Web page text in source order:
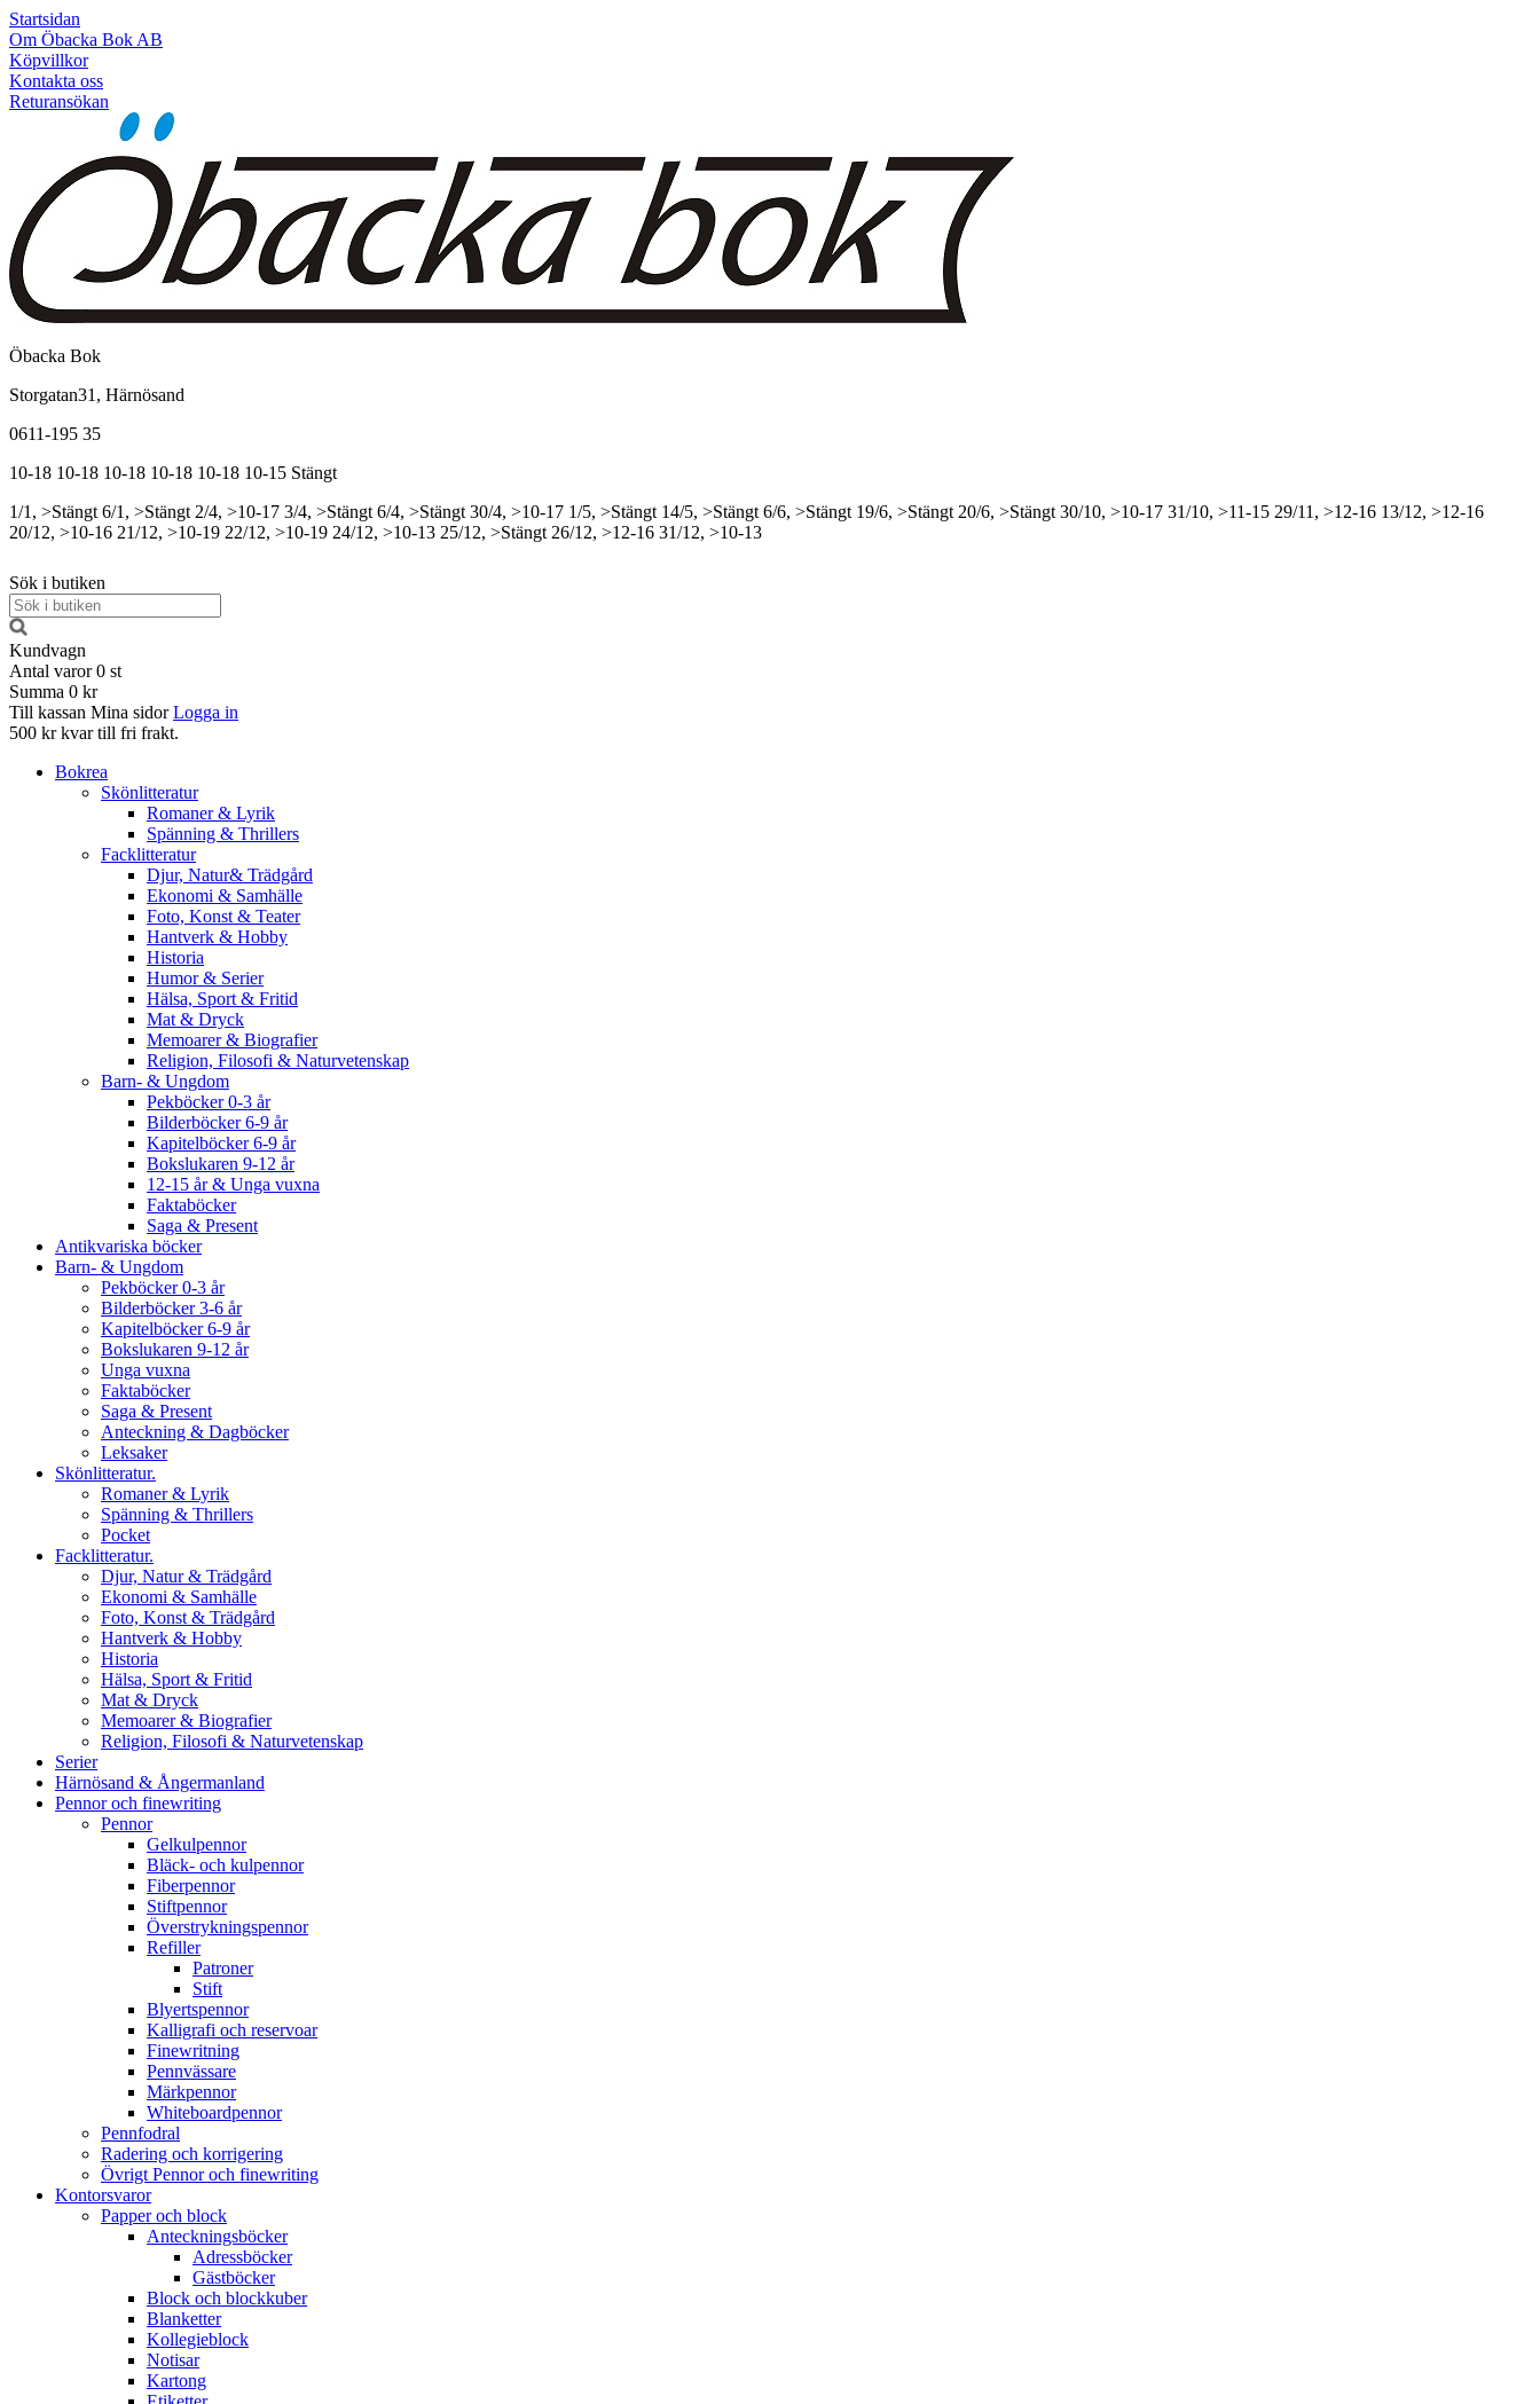
Startsidan
Om Öbacka Bok AB
Köpvillkor
Kontakta oss
Returansökan
Öbacka Bok
Storgatan31, Härnösand
0611-195 35
10-18 10-18 10-18 10-18 10-18 10-15 Stängt
1/1, >Stängt 6/1, >Stängt 2/4, >10-17 3/4, >Stängt 6/4, >Stängt 30/4, >10-17 1/5, >Stängt 14/5, >Stängt 6/6, >Stängt 19/6, >Stängt 20/6, >Stängt 30/10, >10-17 31/10, >11-15 29/11, >12-16 13/12, >12-16
20/12, >10-16 21/12, >10-19 22/12, >10-19 24/12, >10-13 25/12, >Stängt 26/12, >12-16 31/12, >10-13
Sök i butiken
Kundvagn
Antal varor 0 st
Summa 0 kr
Till kassan Mina sidor Logga in
500 kr kvar till fri frakt.
Bokrea
Skönlitteratur
Romaner & Lyrik
Spänning & Thrillers
Facklitteratur
Djur, Natur& Trädgård
Ekonomi & Samhälle
Foto, Konst & Teater
Hantverk & Hobby
Historia
Humor & Serier
Hälsa, Sport & Fritid
Mat & Dryck
Memoarer & Biografier
Religion, Filosofi & Naturvetenskap
Barn- & Ungdom
Pekböcker 0-3 år
Bilderböcker 6-9 år
Kapitelböcker 6-9 år
Bokslukaren 9-12 år
12-15 år & Unga vuxna
Faktaböcker
Saga & Present
Antikvariska böcker
Barn- & Ungdom
Pekböcker 0-3 år
Bilderböcker 3-6 år
Kapitelböcker 6-9 år
Bokslukaren 9-12 år
Unga vuxna
Faktaböcker
Saga & Present
Anteckning & Dagböcker
Leksaker
Skönlitteratur.
Romaner & Lyrik
Spänning & Thrillers
Pocket
Facklitteratur.
Djur, Natur & Trädgård
Ekonomi & Samhälle
Foto, Konst & Trädgård
Hantverk & Hobby
Historia
Hälsa, Sport & Fritid
Mat & Dryck
Memoarer & Biografier
Religion, Filosofi & Naturvetenskap
Serier
Härnösand & Ångermanland
Pennor och finewriting
Pennor
Gelkulpennor
Bläck- och kulpennor
Fiberpennor
Stiftpennor
Överstrykningspennor
Refiller
Patroner
Stift
Blyertspennor
Kalligrafi och reservoar
Finewritning
Pennvässare
Märkpennor
Whiteboardpennor
Pennfodral
Radering och korrigering
Övrigt Pennor och finewriting
Kontorsvaror
Papper och block
Anteckningsböcker
Adressböcker
Gästböcker
Block och blockkuber
Blanketter
Kollegieblock
Notisar
Kartong